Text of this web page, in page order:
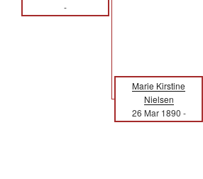
-
Marie Kirstine
Nielsen
26 Mar 1890 -